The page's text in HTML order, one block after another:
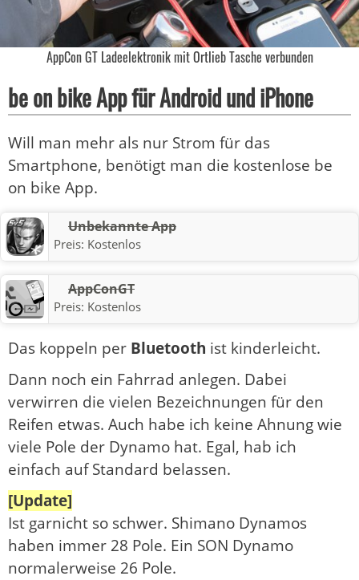
AppCon GT Ladeelektronik mit Ortlieb Tasche verbunden
be on bike App für Android und iPhone
Will man mehr als nur Strom für das
Smartphone, benötigt man die kostenlose be
on bike App.
Unbekannte App
Preis: Kostenlos
AppConGT
Preis: Kostenlos
Das koppeln per Bluetooth ist kinderleicht.
Dann noch ein Fahrrad anlegen. Dabei
verwirren die vielen Bezeichnungen für den
Reifen etwas. Auch habe ich keine Ahnung wie
viele Pole der Dynamo hat. Egal, hab ich
einfach auf Standard belassen.
[Update]
Ist garnicht so schwer. Shimano Dynamos
haben immer 28 Pole. Ein SON Dynamo
normalerweise 26 Pole.